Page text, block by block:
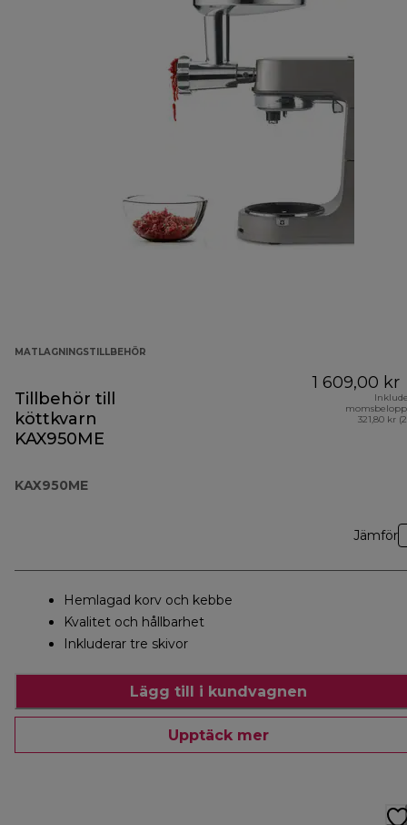
MATLAGNINGSTILLBEHÖR
Tillbehör till
köttkvarn
KAX950ME
KAX950ME
1 609,00 kr
321,80 kr
Jämför
Hemlagad korv och kebbe
Kvalitet och hållbarhet
Inkluderar tre skivor
Lägg till i kundvagnen
Upptäck mer